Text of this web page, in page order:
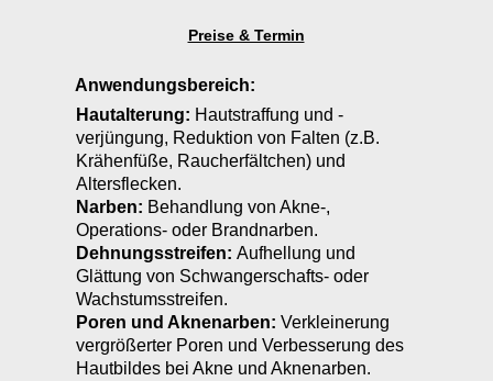
Anwendungsbereich:
Preise & Termin
Hautalterung: Hautstraffung und -
verjüngung, Reduktion von Falten (z.B.
Krähenfüße, Raucherfältchen) und
Altersflecken.
Narben: Behandlung von Akne-,
Operations- oder Brandnarben.
Dehnungsstreifen: Aufhellung und
Glättung von Schwangerschafts- oder
Wachstumsstreifen.
Poren und Aknenarben: Verkleinerung
vergrößerter Poren und Verbesserung des
Hautbildes bei Akne und Aknenarben.